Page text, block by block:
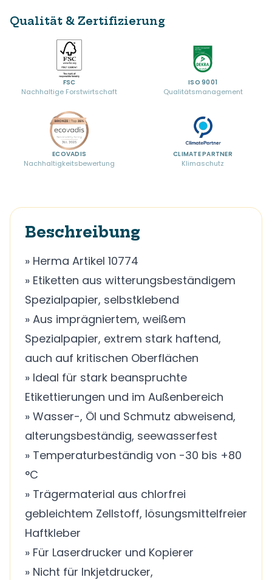
Qualität & Zertifizierung
FSC
Nachhaltige Forstwirtschaft
ISO 9001
Qualitätsmanagement
ECOVADIS
Nachhaltigkeitsbewertung
CLIMATE PARTNER
Klimaschutz
Beschreibung
» Herma Artikel 10774
» Etiketten aus witterungsbeständigem
Spezialpapier, selbstklebend
» Aus imprägniertem, weißem
Spezialpapier, extrem stark haftend,
auch auf kritischen Oberflächen
» Ideal für stark beanspruchte
Etikettierungen und im Außenbereich
» Wasser-, Öl und Schmutz abweisend,
alterungsbeständig, seewasserfest
» Temperaturbeständig von -30 bis +80
°C
» Trägermaterial aus chlorfrei
gebleichtem Zellstoff, lösungsmittelfreier
Haftkleber
» Für Laserdrucker und Kopierer
» Nicht für Inkjetdrucker,